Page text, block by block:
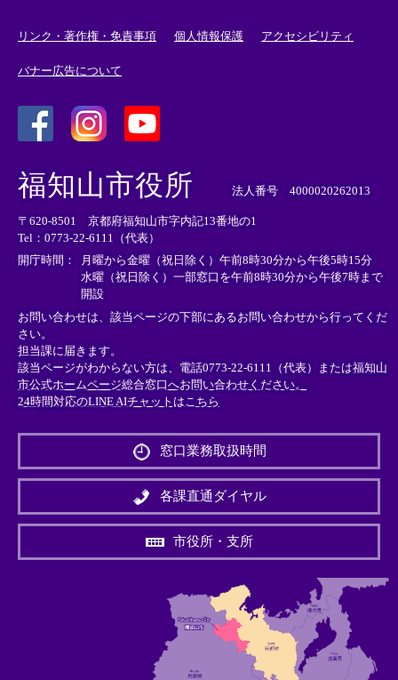
リンク・著作権・免責事項 個人情報保護 アクセシビリティ
バナー広告について
外
部
リ
ン
ク
＞
外
リ
ン
ク
＞
外
部
ン
ク
＞
福知山市役所 法人番号 4000020262013
〒620-8501 京都府福知山市字内記13番地の1
Tel：0773-22-6111（代表）
開庁時間：
月曜から金曜（祝日除く）午前8時30分から午後5時15分
水曜（祝日除く）一部窓口を午前8時30分から午後7時まで
開設
お問い合わせは、該当ページの下部にあるお問い合わせから行ってくだ
さい。
担当課に届きます。
該当ページがわからない方は、電話0773-22-6111（代表）または福知山
市公式ホームページ総合窓口へお問い合わせください。
24時間対応のLINE AIチャットはこちら
外
リ
ン
＞
窓口業務取扱時間
各課直通ダイヤル
市役所・支所